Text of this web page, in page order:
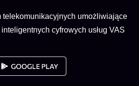
telekomunikacyjnych umożliwiające
cyfrowych usług VAS